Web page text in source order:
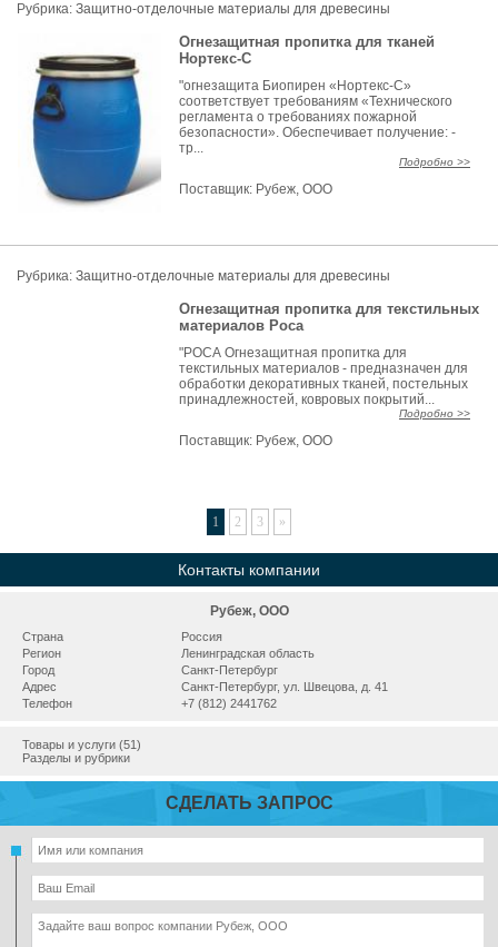
Рубрика: Защитно-отделочные материалы для древесины
Огнезащитная пропитка для тканей
Нортекс-С
"огнезащита Биопирен «Нортекс-С»
соответствует требованиям «Технического
регламента о требованиях пожарной
безопасности». Обеспечивает получение: -
тр...
Подробно >>
Поставщик: Рубеж, ООО
Рубрика: Защитно-отделочные материалы для древесины
Огнезащитная пропитка для текстильных
материалов Роса
"РОСА Огнезащитная пропитка для
текстильных материалов - предназначен для
обработки декоративных тканей, постельных
принадлежностей, ковровых покрытий...
Подробно >>
Поставщик: Рубеж, ООО
1 2 3 »
Контакты компании
Рубеж, ООО
Страна
Россия
Регион
Ленинградская область
Город
Санкт-Петербург
Адрес
Санкт-Петербург, ул. Швецова, д. 41
Телефон
+7 (812) 2441762
Товары и услуги (51)
Разделы и рубрики
СДЕЛАТЬ ЗАПРОС